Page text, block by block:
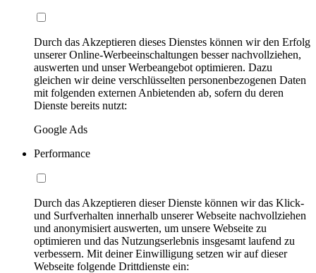
Durch das Akzeptieren dieses Dienstes können wir den Erfolg
unserer Online-Werbeeinschaltungen besser nachvollziehen,
auswerten und unser Werbeangebot optimieren. Dazu
gleichen wir deine verschlüsselten personenbezogenen Daten
mit folgenden externen Anbietenden ab, sofern du deren
Dienste bereits nutzt:
Google Ads
Performance
Durch das Akzeptieren dieser Dienste können wir das Klick-
und Surfverhalten innerhalb unserer Webseite nachvollziehen
und anonymisiert auswerten, um unsere Webseite zu
optimieren und das Nutzungserlebnis insgesamt laufend zu
verbessern. Mit deiner Einwilligung setzen wir auf dieser
Webseite folgende Drittdienste ein: